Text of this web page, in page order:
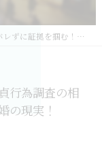
に証拠を掴む！？不倫・不貞行為調査の相場から、証拠で変わる慰謝料＆離婚の現実！
行為調査の相
の現実！